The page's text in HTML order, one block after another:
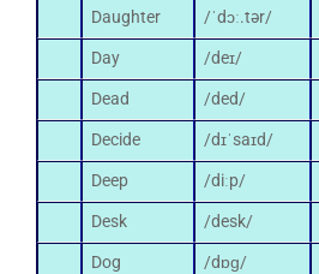
Daughter
/ˈdɔː.tər/
Day
/deɪ/
Dead
/ded/
Decide
/dɪˈsaɪd/
Deep
/diːp/
Desk
/desk/
Dog
/dɒɡ/